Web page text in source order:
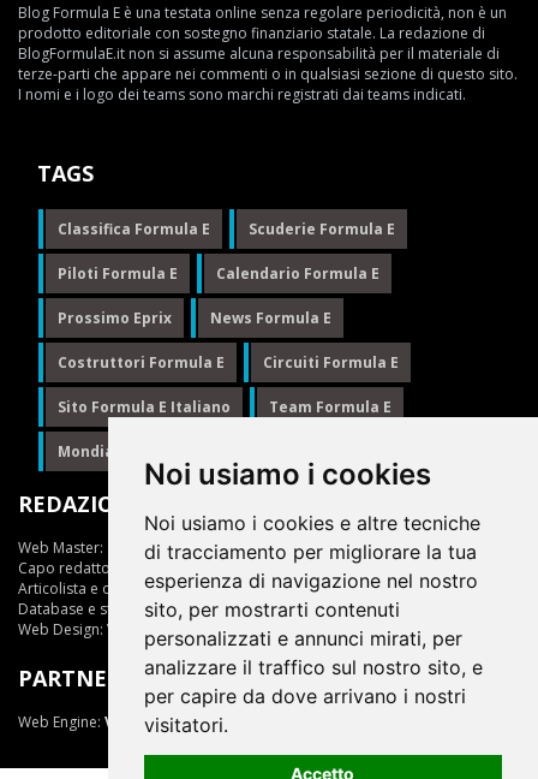
Noi usiamo i cookies
Noi usiamo i cookies e altre tecniche
di tracciamento per migliorare la tua
esperienza di navigazione nel nostro
sito, per mostrarti contenuti
personalizzati e annunci mirati, per
analizzare il traffico sul nostro sito, e
per capire da dove arrivano i nostri
visitatori.
Accetto
Blog Formula E è una testata online senza regolare periodicità, non è un
prodotto editoriale con sostegno finanziario statale. La redazione di
BlogFormulaE.it non si assume alcuna responsabilità per il materiale di
terze-parti che appare nei commenti o in qualsiasi sezione di questo sito.
I nomi e i logo dei teams sono marchi registrati dai teams indicati.
TAGS
Classifica Formula E Scuderie Formula E
Piloti Formula E Calendario Formula E
Prossimo Eprix News Formula E
Costruttori Formula E Circuiti Formula E
Sito Formula E Italiano Team Formula E
Mondiale Formula E
REDAZIONE
Web Master:
Ing.Daniele Muscarella
Capo redattore:
Articolista e opinionista:Giuseppe Cianci
Database e statistiche:Marcella Toschi
Web Design: Vittorio Arena
PARTNER
Web Engine: ViDa 3.0